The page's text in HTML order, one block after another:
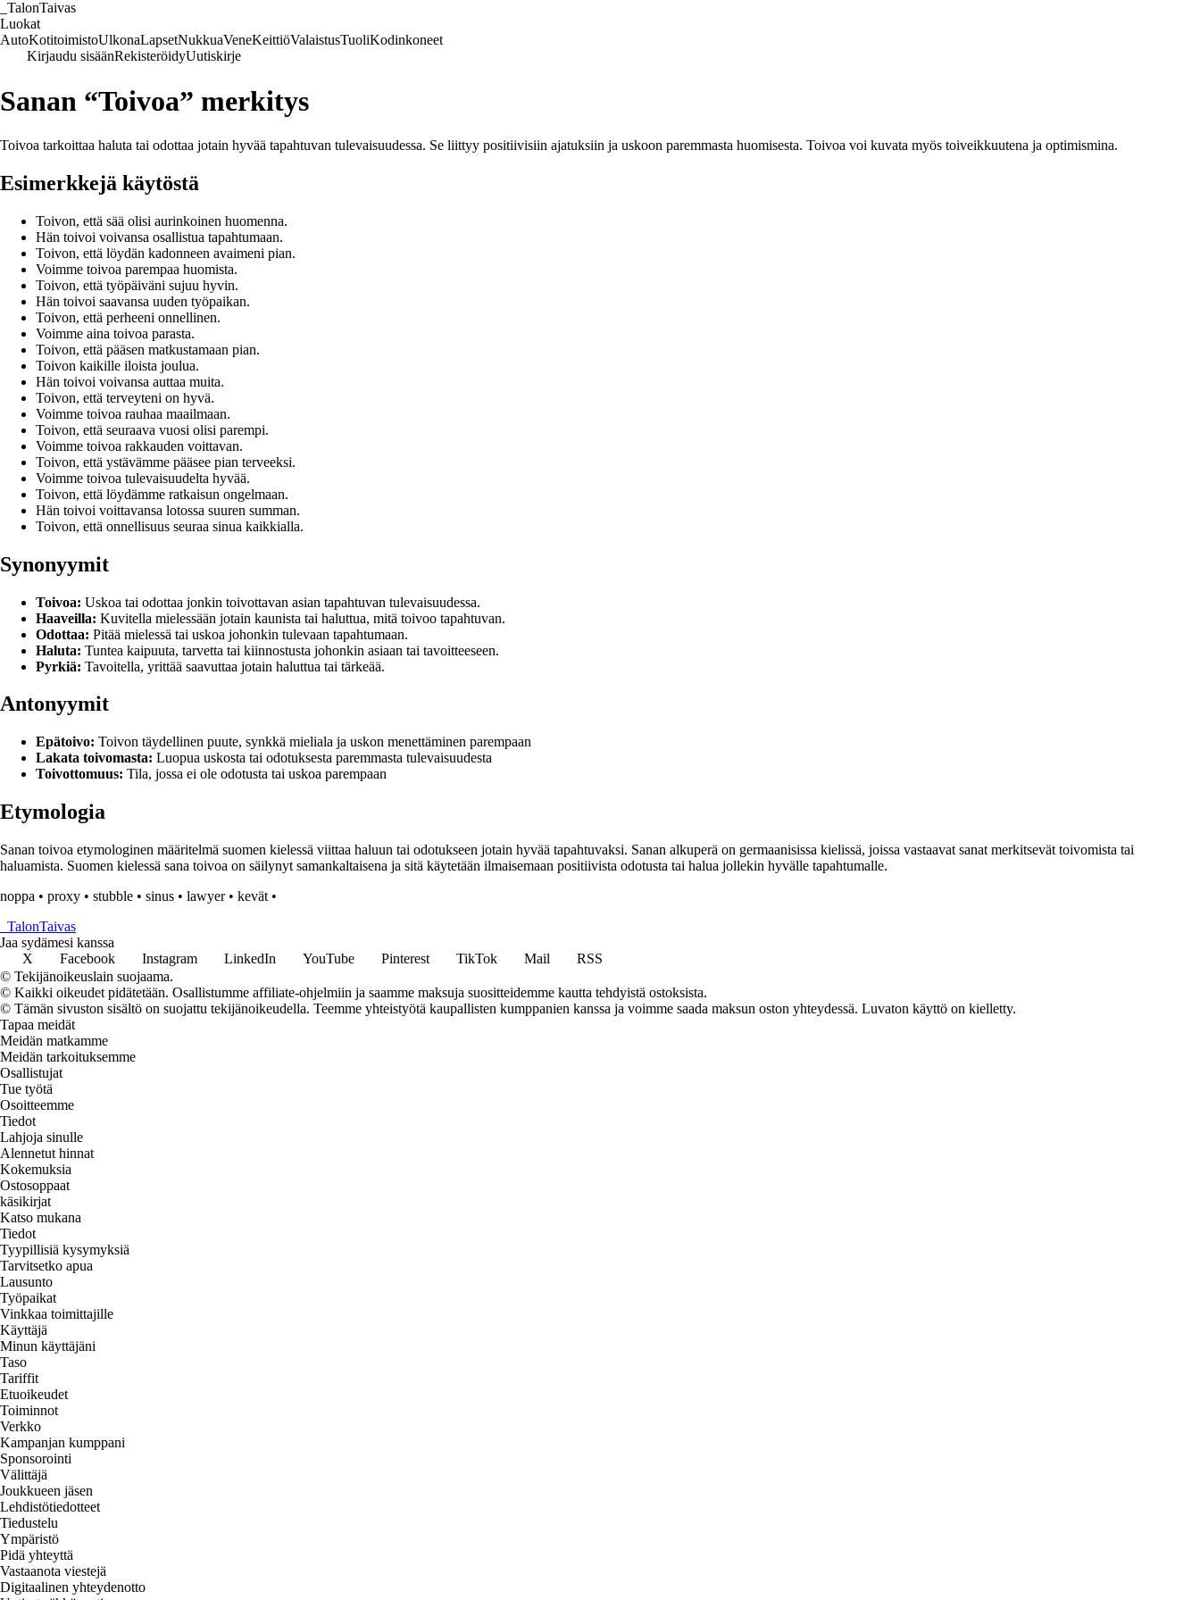
TalonTaivas
Luokat
AutoKotitoimistoUlkonaLapsetNukkuaVeneKeittiöValaistusTuoliKodinkoneet
Kirjaudu sisäänRekisteröidyUutiskirje
Sanan “Toivoa” merkitys
Toivoa tarkoittaa haluta tai odottaa jotain hyvää tapahtuvan tulevaisuudessa. Se liittyy positiivisiin ajatuksiin ja uskoon paremmasta huomisesta. Toivoa voi kuvata myös toiveikkuutena ja optimismina.
Esimerkkejä käytöstä
Toivon, että sää olisi aurinkoinen huomenna.
Hän toivoi voivansa osallistua tapahtumaan.
Toivon, että löydän kadonneen avaimeni pian.
Voimme toivoa parempaa huomista.
Toivon, että työpäiväni sujuu hyvin.
Hän toivoi saavansa uuden työpaikan.
Toivon, että perheeni onnellinen.
Voimme aina toivoa parasta.
Toivon, että pääsen matkustamaan pian.
Toivon kaikille iloista joulua.
Hän toivoi voivansa auttaa muita.
Toivon, että terveyteni on hyvä.
Voimme toivoa rauhaa maailmaan.
Toivon, että seuraava vuosi olisi parempi.
Voimme toivoa rakkauden voittavan.
Toivon, että ystävämme pääsee pian terveeksi.
Voimme toivoa tulevaisuudelta hyvää.
Toivon, että löydämme ratkaisun ongelmaan.
Hän toivoi voittavansa lotossa suuren summan.
Toivon, että onnellisuus seuraa sinua kaikkialla.
Synonyymit
Toivoa: Uskoa tai odottaa jonkin toivottavan asian tapahtuvan tulevaisuudessa.
Haaveilla: Kuvitella mielessään jotain kaunista tai haluttua, mitä toivoo tapahtuvan.
Odottaa: Pitää mielessä tai uskoa johonkin tulevaan tapahtumaan.
Haluta: Tuntea kaipuuta, tarvetta tai kiinnostusta johonkin asiaan tai tavoitteeseen.
Pyrkiä: Tavoitella, yrittää saavuttaa jotain haluttua tai tärkeää.
Antonyymit
Epätoivo: Toivon täydellinen puute, synkkä mieliala ja uskon menettäminen parempaan
Lakata toivomasta: Luopua uskosta tai odotuksesta paremmasta tulevaisuudesta
Toivottomuus: Tila, jossa ei ole odotusta tai uskoa parempaan
Etymologia
Sanan toivoa etymologinen määritelmä suomen kielessä viittaa haluun tai odotukseen jotain hyvää tapahtuvaksi. Sanan alkuperä on germaanisissa kielissä, joissa vastaavat sanat merkitsevät toivomista tai
haluamista. Suomen kielessä sana toivoa on säilynyt samankaltaisena ja sitä käytetään ilmaisemaan positiivista odotusta tai halua jollekin hyvälle tapahtumalle.
noppa • proxy • stubble • sinus • lawyer• kevät •
TalonTaivas
Jaa sydämesi kanssa
X
Facebook Instagram LinkedIn YouTube Pinterest TikTok Mail
RSS
© Tekijänoikeuslain suojaama.
© Kaikki oikeudet pidätetään. Osallistumme affiliate-ohjelmiin ja saamme maksuja suositteidemme kautta tehdyistä ostoksista.
© Tämän sivuston sisältö on suojattu tekijänoikeudella. Teemme yhteistyötä kaupallisten kumppanien kanssa ja voimme saada maksun oston yhteydessä. Luvaton käyttö on kielletty.
Tapaa meidät
Meidän matkamme
Meidän tarkoituksemme
Osallistujat
Tue työtä
Osoitteemme
Tiedot
Lahjoja sinulle
Alennetut hinnat
Kokemuksia
Ostosoppaat
käsikirjat
Katso mukana
Tiedot
Tyypillisiä kysymyksiä
Tarvitsetko apua
Lausunto
Työpaikat
Vinkkaa toimittajille
Käyttäjä
Minun käyttäjäni
Taso
Tariffit
Etuoikeudet
Toiminnot
Verkko
Kampanjan kumppani
Sponsorointi
Välittäjä
Joukkueen jäsen
Lehdistötiedotteet
Tiedustelu
Ympäristö
Pidä yhteyttä
Vastaanota viestejä
Digitaalinen yhteydenotto